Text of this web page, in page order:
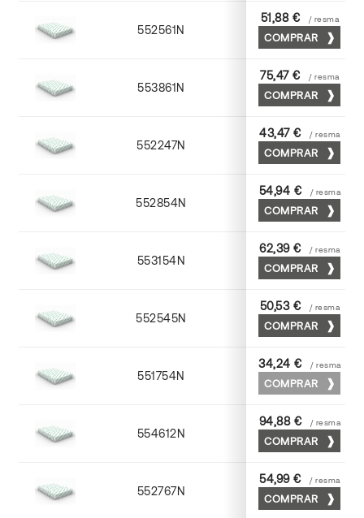
552561N 63 x 88
51,88 € / resma
COMPRAR
553861N 63 x 88
75,47 € / resma
COMPRAR
552247N 45 x 64
43,47 € / resma
COMPRAR
552854N 52 x 70
54,94 € / resma
COMPRAR
553154N 52 x 70
62,39 € / resma
COMPRAR
552545N 45 x 64
50,53 € / resma
COMPRAR
551754N 52 x 70
34,24 € / resma
COMPRAR
554612N 72 x 102
94,88 € / resma
COMPRAR
552767N 65 x 90
54,99 € / resma
COMPRAR